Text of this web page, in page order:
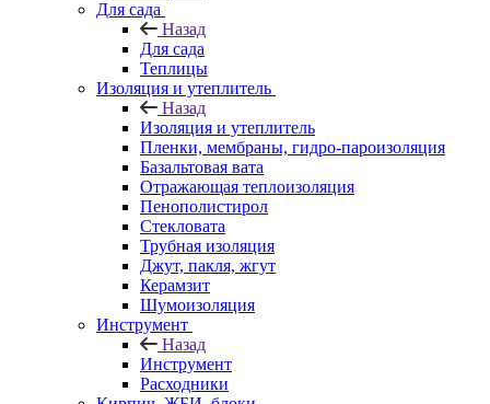
Для сада
Назад
Для сада
Теплицы
Изоляция и утеплитель
Назад
Изоляция и утеплитель
Пленки, мембраны, гидро-пароизоляция
Базальтовая вата
Отражающая теплоизоляция
Пенополистирол
Стекловата
Трубная изоляция
Джут, пакля, жгут
Керамзит
Шумоизоляция
Инструмент
Назад
Инструмент
Расходники